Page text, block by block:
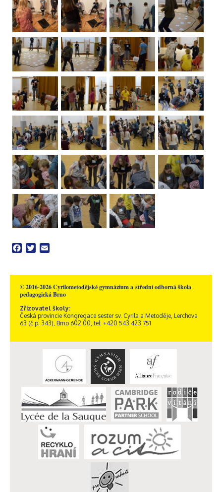
Facebook
Twitter
© 2016-2026 Cyrilometodějské gymnázium a střední odborná škola
pedagogická Brno
Zřizovatel školy:
Česká provincie Kongregace sester sv. Cyrila a Metoděje, Lerchova
63 (č.p. 343), Brno 602 00, tel: +420 543 423 751